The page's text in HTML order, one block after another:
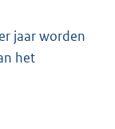
jaar worden
het